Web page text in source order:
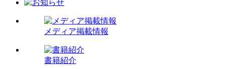
メディア掲載情報
書籍紹介